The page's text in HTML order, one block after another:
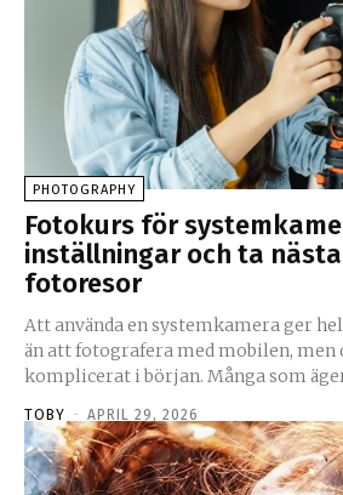
PHOTOGRAPHY
Fotokurs för
inställningar och ta
fotoresor
Att använda en systemkamera ger
än att fotografera med mobilen, men
komplicerat i början. Många som
TOBY - APRIL 29, 2026